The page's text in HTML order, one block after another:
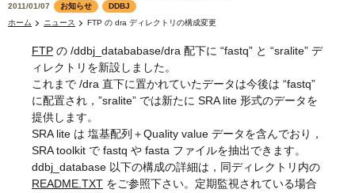
活動
センターについて
利用規約
問合せ
English
2011/01/07 お知らせ
DDBJ
ホーム
ニュース FTP の dra ディレクトリの構成変更
FTP の /ddbj_datababase/dra 配下に “fastq” と “sralite” デ
ィレクトリを新設しました。
これまで /dra 直下に置かれていたデータは今後は “fastq”
に配置され，”sralite” では新たに SRA lite 形式のデータを
提供します。
SRA lite は 塩基配列＋Quality value データを含んでおり，
SRA toolkit で fastq や fasta ファイルを抽出できます。
ddbj_database 以下の構成の詳細は，同ディレクトリ内の
README.TXT をご参照下さい。定期監視されている場合